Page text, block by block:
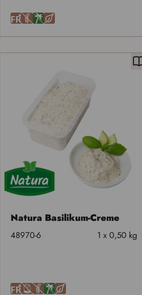
FU Ä H
Natura Basilikum-Creme
48970-6 1 x 0,50 kg
FA U Ä H